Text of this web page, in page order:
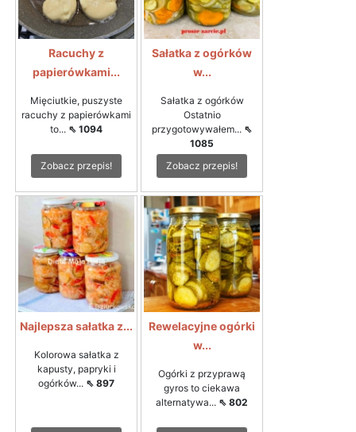
Racuchy z
papierówkami...
Mięciutkie, puszyste
racuchy z papierówkami
to... ⇖ 1094
Zobacz przepis!
Sałatka z ogórków
w...
Sałatka z ogórków
Ostatnio
przygotowywałem... ⇖
1085
Zobacz przepis!
Najlepsza sałatka z...
Kolorowa sałatka z
kapusty, papryki i
ogórków... ⇖ 897
Rewelacyjne ogórki
w...
Ogórki z przyprawą
gyros to ciekawa
alternatywa... ⇖ 802